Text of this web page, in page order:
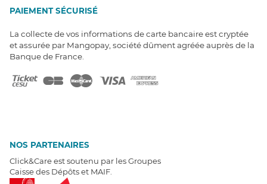
PAIEMENT SÉCURISÉ
La collecte de vos informations de carte bancaire est cryptée
et assurée par Mangopay, société dûment agréée auprès de la
Banque de France.
NOS PARTENAIRES
Click&Care est soutenu par les Groupes
Caisse des Dépôts et MAIF.